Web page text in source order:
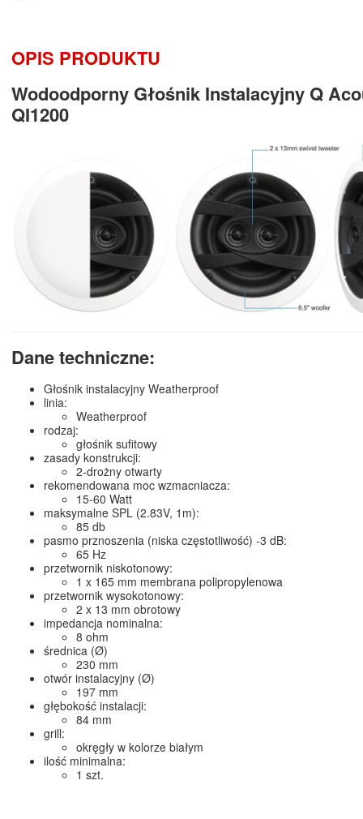
OPIS PRODUKTU
Wodoodporny Głośnik Instalacyjny Q
QI1200
Dane techniczne:
Głośnik instalacyjny Weatherproof
linia:
Weatherproof
rodzaj:
głośnik sufitowy
zasady konstrukcji:
2-drożny otwarty
rekomendowana moc wzmacniacza:
15-60 Watt
maksymalne SPL (2.83V, 1m):
85 db
pasmo prznoszenia (niska częstotliwość) -3 dB:
65 Hz
przetwornik niskotonowy:
1 x 165 mm membrana polipropylenowa
przetwornik wysokotonowy:
2 x 13 mm obrotowy
impedancja nominalna:
8 ohm
średnica (Ø)
230 mm
otwór instalacyjny (Ø)
197 mm
głębokość instalacji:
84 mm
grill:
okręgły w kolorze białym
ilość minimalna:
1 szt.